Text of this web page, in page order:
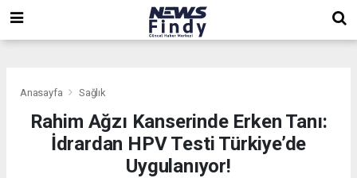
Anasayfa Sağlık
Rahim Ağzı Kanserinde Erken Tanı:
İdrardan HPV Testi Türkiye’de
Uygulanıyor!